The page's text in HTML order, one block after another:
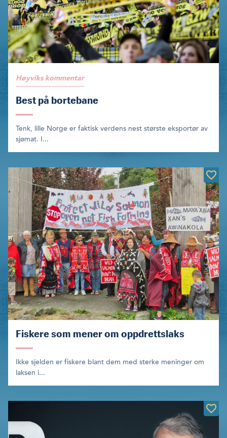
Høyviks kommentar
Best på bortebane
Tenk, lille Norge er faktisk verdens nest største eksportør av
sjømat. I...
Fiskere som mener om oppdrettslaks
Ikke sjelden er fiskere blant dem med sterke meninger om
laksen i...